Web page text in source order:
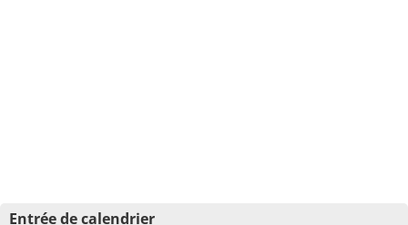
Entrée de calendrier